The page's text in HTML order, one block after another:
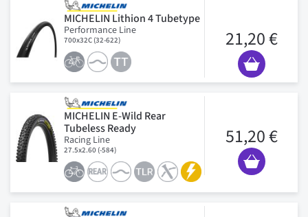
MICHELIN Lithion 4 Tubetype
Performance Line
700x32C (32-622) 21,20 €
MICHELIN E-Wild Rear
Tubeless Ready
Racing Line
27.5x2.60 (-584)
51,20 €